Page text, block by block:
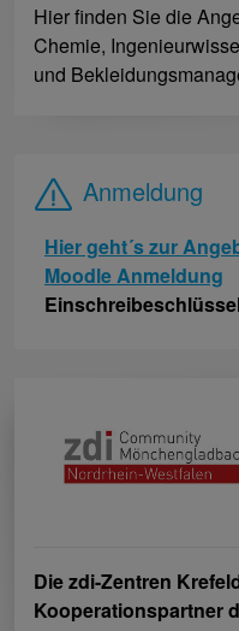
Hier finden Sie die
Chemie,
und
Anmeldung
Hier geht´s zur
Moodle Anmeldung
Die zdi-Zentren
Kooperationspartner